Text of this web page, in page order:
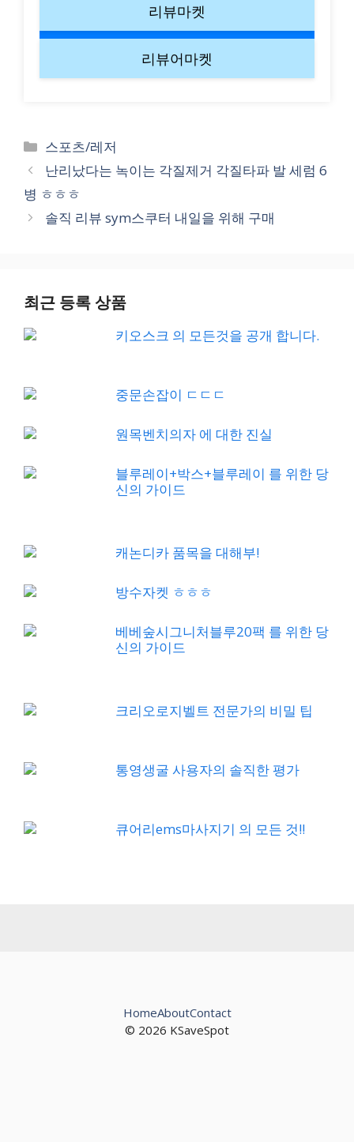
리뷰마켓
리뷰어마켓
Categories
스포츠/레저
난리났다는 녹이는 각질제거 각질타파 발 세럼 6
병 ㅎㅎㅎ
솔직 리뷰 sym스쿠터 내일을 위해 구매
최근 등록 상품
키오스크 의 모든것을 공개 합니다.
중문손잡이 ㄷㄷㄷ
원목벤치의자 에 대한 진실
블루레이+박스+블루레이 를 위한 당
신의 가이드
캐논디카 품목을 대해부!
방수자켓 ㅎㅎㅎ
베베숲시그니처블루20팩 를 위한 당
신의 가이드
크리오로지벨트 전문가의 비밀 팁
통영생굴 사용자의 솔직한 평가
큐어리ems마사지기 의 모든 것!!
© 2026 KSaveSpot
HomeAboutContact